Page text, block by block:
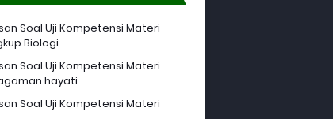
Soal Uji Kompetensi Materi
Biologi
Soal Uji Kompetensi Materi
hayati
Soal Uji Kompetensi Materi